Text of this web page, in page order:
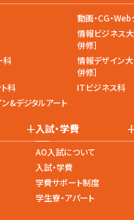
動画・CG・
情報ビジネス
併修］
科
情報デザイン
併修］
科
ITビジネス科
&デジタルアート
+入試・学費
AO入試について
入試・学費
学費サポート制度
学生寮・アパート